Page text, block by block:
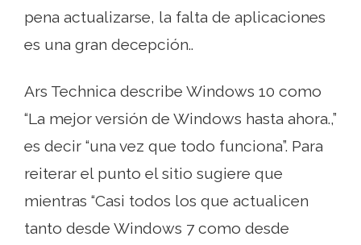
pena actualizarse, la falta de aplicaciones
es una gran decepción..
Ars Technica describe Windows 10 como
“La mejor versión de Windows hasta ahora.,”
es decir “una vez que todo funciona”. Para
reiterar el punto el sitio sugiere que
mientras “Casi todos los que actualicen
tanto desde Windows 7 como desde